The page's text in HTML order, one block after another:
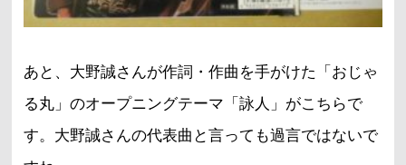
あと、大野誠さんが作詞・作曲を手がけた「おじゃ
る丸」のオープニングテーマ「詠人」がこちらで
す。大野誠さんの代表曲と言っても過言ではないで